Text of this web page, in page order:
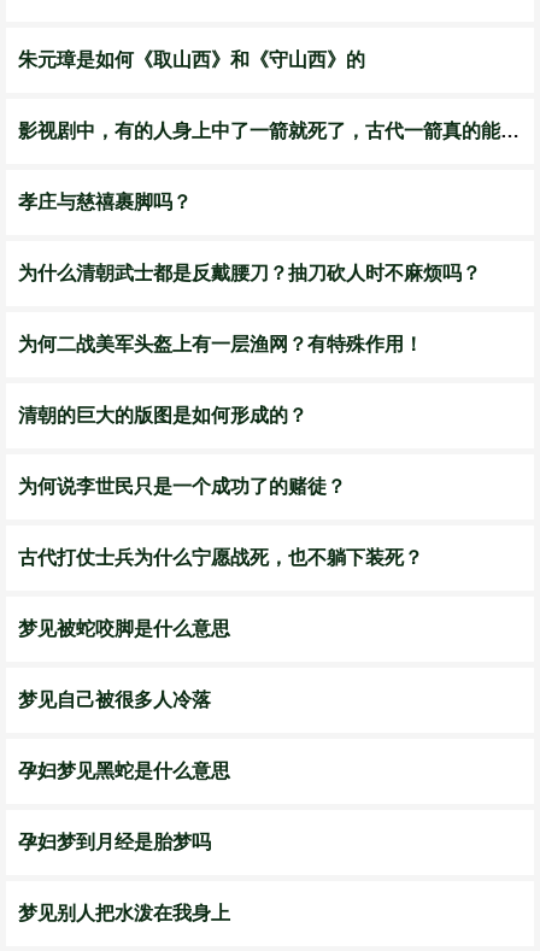
朱元璋是如何《取山西》和《守山西》的
影视剧中，有的人身上中了一箭就死了，古代一箭真的能杀死人吗？
孝庄与慈禧裹脚吗？
为什么清朝武士都是反戴腰刀？抽刀砍人时不麻烦吗？
为何二战美军头盔上有一层渔网？有特殊作用！
清朝的巨大的版图是如何形成的？
为何说李世民只是一个成功了的赌徒？
古代打仗士兵为什么宁愿战死，也不躺下装死？
梦见被蛇咬脚是什么意思
梦见自己被很多人冷落
孕妇梦见黑蛇是什么意思
孕妇梦到月经是胎梦吗
梦见别人把水泼在我身上